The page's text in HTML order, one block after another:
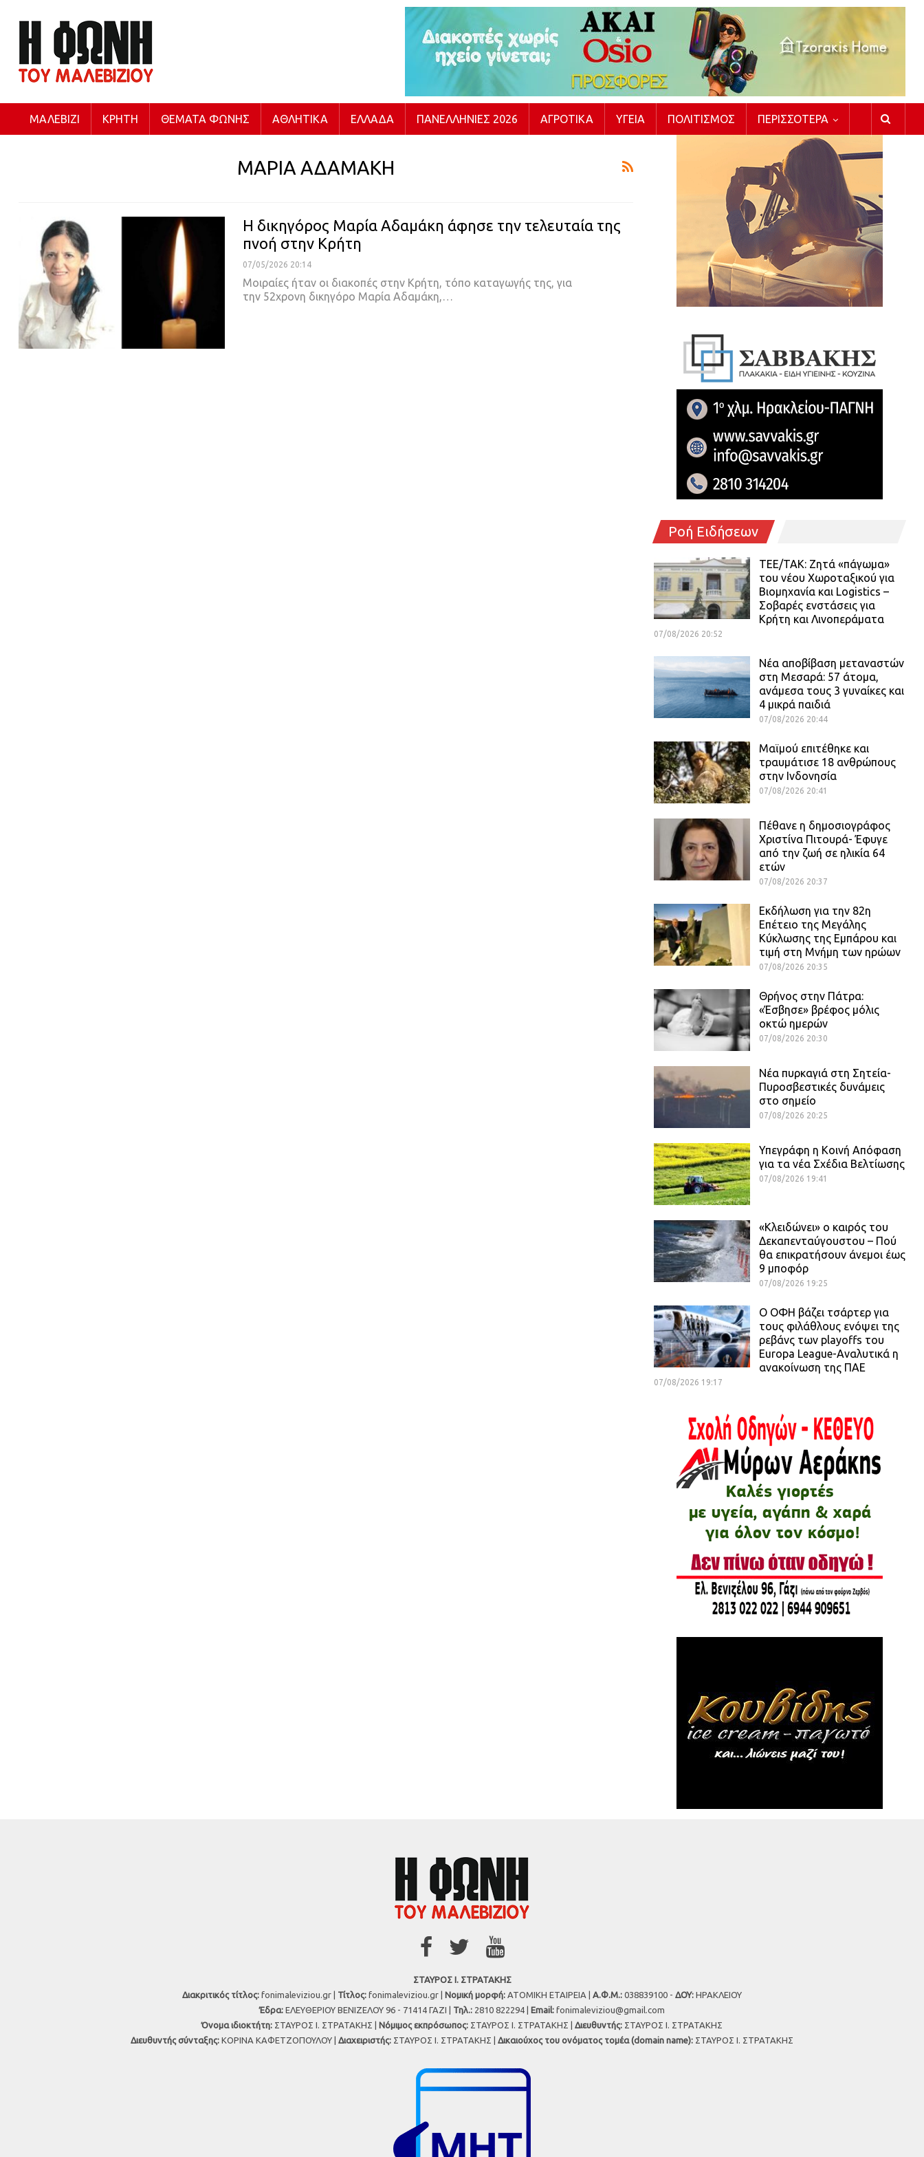
ΜΑΛΕΒΊΖΙ ΚΡΉΤΗ ΘΈΜΑΤΑ ΦΩΝΉΣ ΑΘΛΗΤΙΚΆ ΕΛΛΆΔΑ ΠΑΝΕΛΛΉΝΙΕΣ 2026 ΑΓΡΟΤΙΚΆ ΥΓΕΊΑ ΠΟΛΙΤΙΣΜΌΣ ΠΕΡΙΣΣΌΤΕΡΑ
ΜΑΡΙΑ ΑΔΑΜΑΚΗ
Η δικηγόρος Μαρία Αδαμάκη άφησε την τελευταία της
πνοή στην Κρήτη
07/05/2026 20:14
Μοιραίες ήταν οι διακοπές στην Κρήτη, τόπο καταγωγής της, για
την 52χρονη δικηγόρο Μαρία Αδαμάκη,…
Ροή Ειδήσεων
ΤΕΕ/ΤΑΚ: Ζητά «πάγωμα»
του νέου Χωροταξικού για
Βιομηχανία και Logistics –
Σοβαρές ενστάσεις για
Κρήτη και Λινοπεράματα
07/08/2026 20:52
Νέα αποβίβαση μεταναστών
στη Μεσαρά: 57 άτομα,
ανάμεσα τους 3 γυναίκες και
4 μικρά παιδιά
07/08/2026 20:44
Μαϊμού επιτέθηκε και
τραυμάτισε 18 ανθρώπους
στην Ινδονησία
07/08/2026 20:41
Πέθανε η δημοσιογράφος
Χριστίνα Πιτουρά- Έφυγε
από την ζωή σε ηλικία 64
ετών
07/08/2026 20:37
Εκδήλωση για την 82η
Επέτειο της Μεγάλης
Κύκλωσης της Εμπάρου και
τιμή στη Μνήμη των ηρώων
07/08/2026 20:35
Θρήνος στην Πάτρα:
«Έσβησε» βρέφος μόλις
οκτώ ημερών
07/08/2026 20:30
Νέα πυρκαγιά στη Σητεία-
Πυροσβεστικές δυνάμεις
στο σημείο
07/08/2026 20:25
Υπεγράφη η Κοινή Απόφαση
για τα νέα Σχέδια Βελτίωσης
07/08/2026 19:41
«Κλειδώνει» ο καιρός του
Δεκαπενταύγουστου – Πού
θα επικρατήσουν άνεμοι έως
9 μποφόρ
07/08/2026 19:25
Ο ΟΦΗ βάζει τσάρτερ για
τους φιλάθλους ενόψει της
ρεβάνς των playoffs του
Europa League-Αναλυτικά η
ανακοίνωση της ΠΑΕ
07/08/2026 19:17
ΣΤΑΥΡΟΣ Ι. ΣΤΡΑΤΑΚΗΣ
Διακριτικός τίτλος: fonimaleviziou.gr | Τίτλος: fonimaleviziou.gr | Νομική μορφή: ΑΤΟΜΙΚΗ ΕΤΑΙΡΕΙΑ | Α.Φ.Μ.: 038839100 - ΔΟΥ: ΗΡΑΚΛΕΙΟΥ
Έδρα: ΕΛΕΥΘΕΡΙΟΥ ΒΕΝΙΖΕΛΟΥ 96 - 71414 ΓΑΖΙ | Τηλ.: 2810 822294 | Εmail: fonimaleviziou@gmail.com
Όνομα ιδιοκτήτη: ΣΤΑΥΡΟΣ Ι. ΣΤΡΑΤΑΚΗΣ | Νόμιμος εκπρόσωπος: ΣΤΑΥΡΟΣ Ι. ΣΤΡΑΤΑΚΗΣ | Διευθυντής: ΣΤΑΥΡΟΣ Ι. ΣΤΡΑΤΑΚΗΣ
Διευθυντής σύνταξης: ΚΟΡΙΝΑ ΚΑΦΕΤΖΟΠΟΥΛΟΥ | Διαχειριστής: ΣΤΑΥΡΟΣ Ι. ΣΤΡΑΤΑΚΗΣ | Δικαιούχος του ονόματος τομέα (domain name): ΣΤΑΥΡΟΣ Ι. ΣΤΡΑΤΑΚΗΣ